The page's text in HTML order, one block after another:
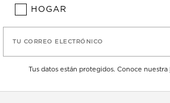
HOGAR
TU CORREO ELECTRÓNICO
Tus datos están protegidos. Conoce nuestra